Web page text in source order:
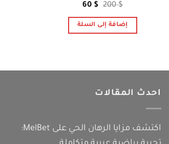
200$
السعر
هو:
200 $.
60 $
السعر
هو:
إضافة إلى السلة
احدث المقالات
اكتشف مزايا الرهان الحي على MelBet: